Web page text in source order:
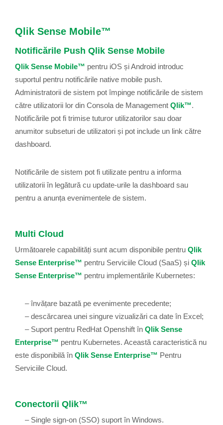
Qlik Sense Mobile™
Notificările Push Qlik Sense Mobile
Qlik Sense Mobile™ pentru iOS și Android introduc
suportul pentru notificările native mobile push.
Administratorii de sistem pot împinge notificările de sistem
către utilizatorii lor din Consola de Management Qlik™.
Notificările pot fi trimise tuturor utilizatorilor sau doar
anumitor subseturi de utilizatori și pot include un link către
dashboard.
Notificările de sistem pot fi utilizate pentru a informa
utilizatorii în legătură cu update-urile la dashboard sau
pentru a anunța evenimentele de sistem.
Multi Cloud
Următoarele capabilități sunt acum disponibile pentru Qlik
Sense Enterprise™ pentru Serviciile Cloud (SaaS) și Qlik
Sense Enterprise™ pentru implementările Kubernetes:
– învățare bazată pe evenimente precedente;
– descărcarea unei singure vizualizări ca date în Excel;
– Suport pentru RedHat Openshift în Qlik Sense
Enterprise™ pentru Kubernetes. Această caracteristică nu
este disponibilă în Qlik Sense Enterprise™ Pentru
Serviciile Cloud.
Conectorii Qlik™
– Single sign-on (SSO) suport în Windows.